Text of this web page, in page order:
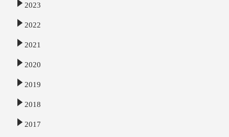
2023
2022
2021
2020
2019
2018
2017